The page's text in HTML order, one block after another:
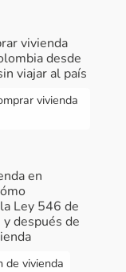
vivienda
desde
viajar al país
vivienda
en
Ley 546 de
después de
de vivienda